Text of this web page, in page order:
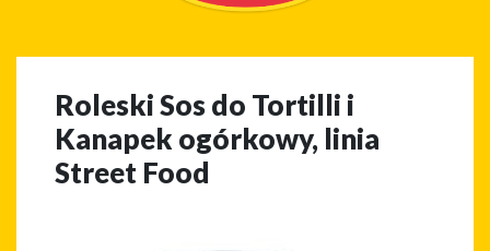
Roleski Sos do Tortilli i
Kanapek ogórkowy, linia
Street Food